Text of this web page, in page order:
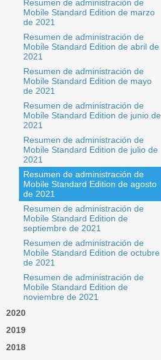
Resumen de administración de
Mobile Standard Edition de marzo
de 2021
Resumen de administración de
Mobile Standard Edition de abril de
2021
Resumen de administración de
Mobile Standard Edition de mayo
de 2021
Resumen de administración de
Mobile Standard Edition de junio de
2021
Resumen de administración de
Mobile Standard Edition de julio de
2021
Resumen de administración de
Mobile Standard Edition de agosto
de 2021
Resumen de administración de
Mobile Standard Edition de
septiembre de 2021
Resumen de administración de
Mobile Standard Edition de octubre
de 2021
Resumen de administración de
Mobile Standard Edition de
noviembre de 2021
2020
2019
2018